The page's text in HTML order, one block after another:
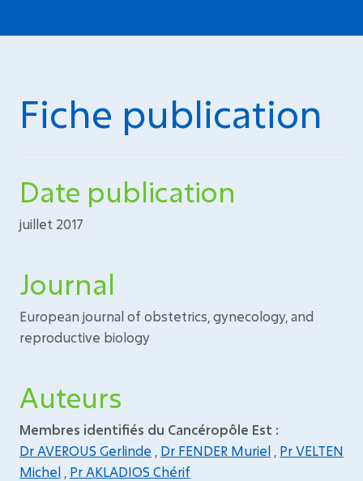
Fiche publication
Date publication
juillet 2017
Journal
European journal of obstetrics, gynecology, and
reproductive biology
Auteurs
Membres identifiés du Cancéropôle Est :
Dr AVEROUS Gerlinde
Dr FENDER Muriel Pr VELTEN
Michel Pr AKLADIOS Chérif